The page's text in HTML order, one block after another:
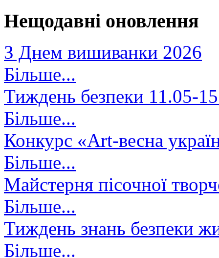
Нещодавні оновлення
З Днем вишиванки 2026
Більше...
Тиждень безпеки 11.05-
Більше...
Конкурс «Art-весна
Більше...
Майстерня пісочної
Більше...
Тиждень знань безпеки
Більше...